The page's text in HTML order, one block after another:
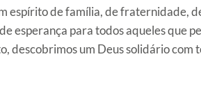
espírito de família, de fraternidade,
esperança para todos aqueles que
descobrimos um Deus solidário com